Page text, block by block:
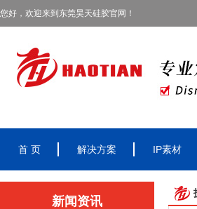
您好，欢迎来到东莞昊天硅胶官网！
首 页 解决方案 IP素材
新闻资讯